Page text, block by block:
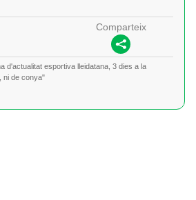
Comparteix
d'actualitat esportiva lleidatana, 3 dies a la
ni de conya"